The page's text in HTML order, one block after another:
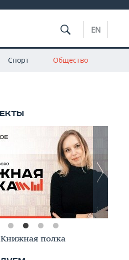
EN
Спорт Общество
Книжная полка